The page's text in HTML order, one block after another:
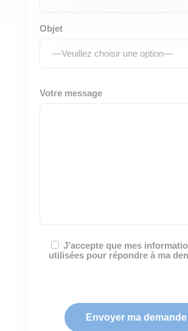
Objet
Votre message
J’accepte que mes
utilisées pour répondre à ma